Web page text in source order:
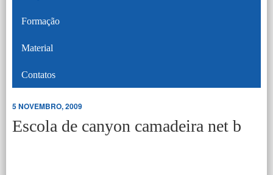
Formação
Material
Contatos
5 NOVEMBRO, 2009
Escola de canyon camadeira net b